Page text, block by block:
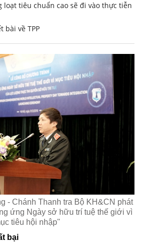
loạt tiêu chuẩn cao sẽ đi vào thực tiễn
bài về TPP
- Chánh Thanh tra Bộ KH&CN phát
ứng Ngày sở hữu trí tuệ thế giới vì
tiêu hội nhập"
bại